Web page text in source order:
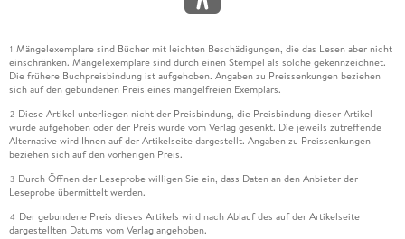
1 Mängelexemplare sind Bücher mit leichten Beschädigungen, die das Lesen aber nicht
einschränken. Mängelexemplare sind durch einen Stempel als solche gekennzeichnet.
Die frühere Buchpreisbindung ist aufgehoben. Angaben zu Preissenkungen beziehen
sich auf den gebundenen Preis eines mangelfreien Exemplars.
2 Diese Artikel unterliegen nicht der Preisbindung, die Preisbindung dieser Artikel
wurde aufgehoben oder der Preis wurde vom Verlag gesenkt. Die jeweils zutreffende
Alternative wird Ihnen auf der Artikelseite dargestellt. Angaben zu Preissenkungen
beziehen sich auf den vorherigen Preis.
3 Durch Öffnen der Leseprobe willigen Sie ein, dass Daten an den Anbieter der
Leseprobe übermittelt werden.
4 Der gebundene Preis dieses Artikels wird nach Ablauf des auf der Artikelseite
dargestellten Datums vom Verlag angehoben.